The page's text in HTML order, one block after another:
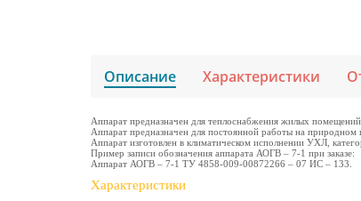
Описание Характеристики
Аппарат предназначен для теплоснабжения жилых
Аппарат предназначен для постоянной работы на природном
Аппарат изготовлен в климатическом исполнении УХЛ,
Пример записи обозначения аппарата АОГВ – 7-1 при заказе:
Аппарат АОГВ – 7-1 ТУ 4858-009-00872266 – 07 ИС – 133.
Характеристики